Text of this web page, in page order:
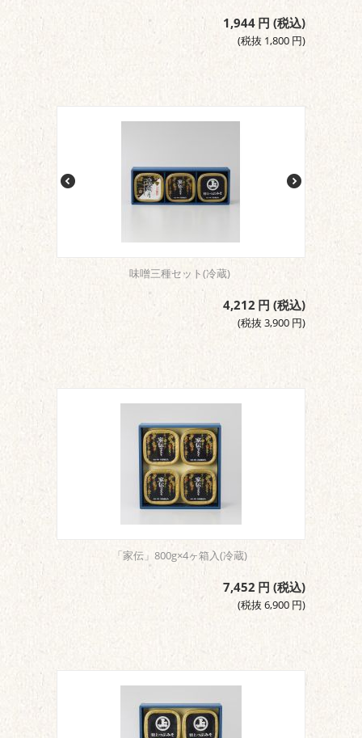
1,944 円 (税込)
(税抜 1,800 円)
味噌三種セット(冷蔵)
4,212 円 (税込)
(税抜3,900 円)
「家伝」800g×4ヶ箱入(冷蔵)
7,452 円 (税込)
(税抜 6,900 円)